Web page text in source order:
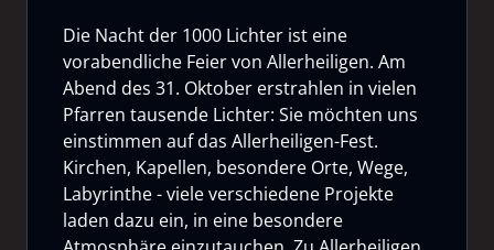
Die Nacht der 1000 Lichter ist eine
vorabendliche Feier von Allerheiligen. Am
Abend des 31. Oktober erstrahlen in vielen
Pfarren tausende Lichter: Sie möchten uns
einstimmen auf das Allerheiligen-Fest.
Kirchen, Kapellen, besondere Orte, Wege,
Labyrinthe - viele verschiedene Projekte
laden dazu ein, in eine besondere